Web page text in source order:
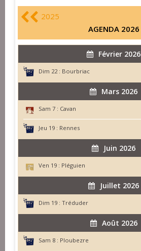
2025
AGENDA 2026
Février 2026
Dim 22 : Bourbriac
Mars 2026
Sam 7 : Cavan
Jeu 19 : Rennes
Juin 2026
Ven 19 : Pléguien
Juillet 2026
Dim 19 : Tréduder
Août 2026
Sam 8 : Ploubezre